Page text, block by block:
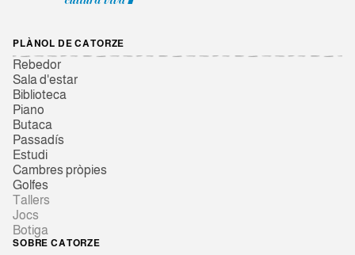
PLÀNOL DE CATORZE
Rebedor
Sala d'estar
Biblioteca
Piano
Butaca
Passadís
Estudi
Cambres pròpies
Golfes
Tallers
Jocs
Botiga
SOBRE CATORZE